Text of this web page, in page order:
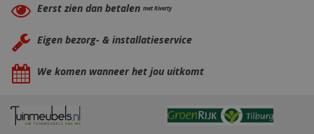
Eerst zien dan betalen met Riverty
Eigen bezorg- & installatieservice
We komen wanneer het jou uitkomt